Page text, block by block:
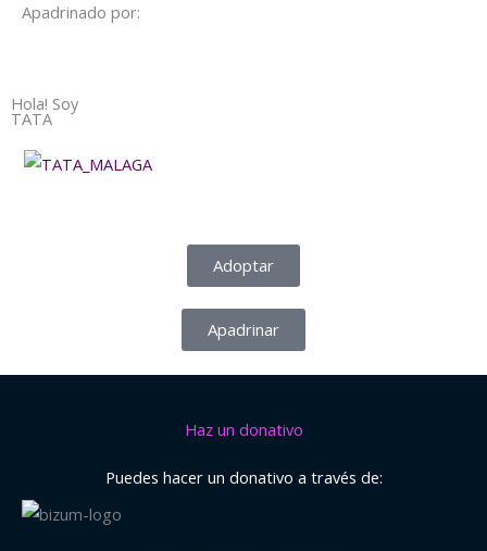
Hola! Soy
TATA
Adoptar
Apadrinar
Apadrinado por:
Haz un donativo
Puedes hacer un donativo a través de: